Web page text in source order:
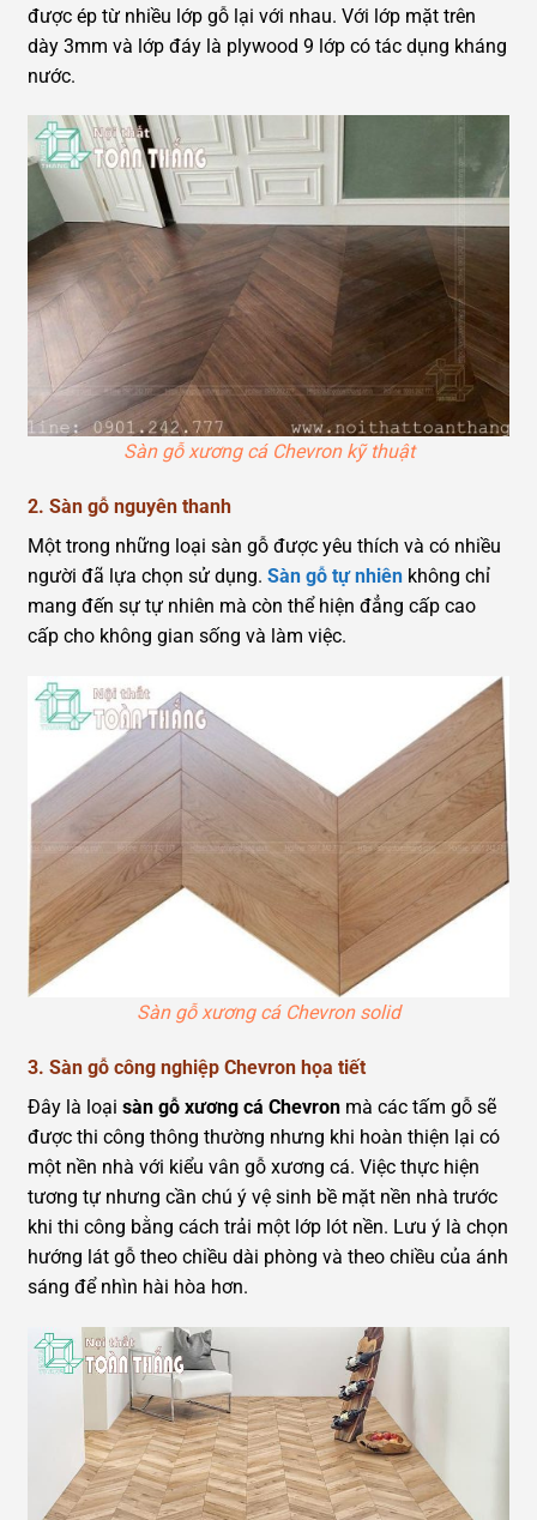
được ép từ nhiều lớp gỗ lại với nhau. Với lớp mặt trên
dày 3mm và lớp đáy là plywood 9 lớp có tác dụng kháng
nước.
Sàn gỗ xương cá Chevron kỹ thuật
2. Sàn gỗ nguyên thanh
Một trong những loại sàn gỗ được yêu thích và có nhiều
người đã lựa chọn sử dụng. Sàn gỗ tự nhiên không chỉ
mang đến sự tự nhiên mà còn thể hiện đẳng cấp cao
cấp cho không gian sống và làm việc.
Sàn gỗ xương cá Chevron solid
3. Sàn gỗ công nghiệp Chevron họa tiết
Đây là loại sàn gỗ xương cá Chevron mà các tấm gỗ sẽ
được thi công thông thường nhưng khi hoàn thiện lại có
một nền nhà với kiểu vân gỗ xương cá. Việc thực hiện
tương tự nhưng cần chú ý vệ sinh bề mặt nền nhà trước
khi thi công bằng cách trải một lớp lót nền. Lưu ý là chọn
hướng lát gỗ theo chiều dài phòng và theo chiều của ánh
sáng để nhìn hài hòa hơn.